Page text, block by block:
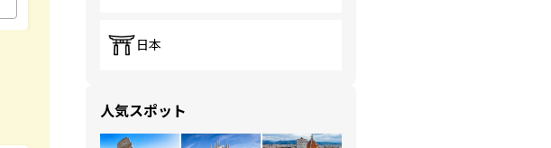
日本
人気スポット